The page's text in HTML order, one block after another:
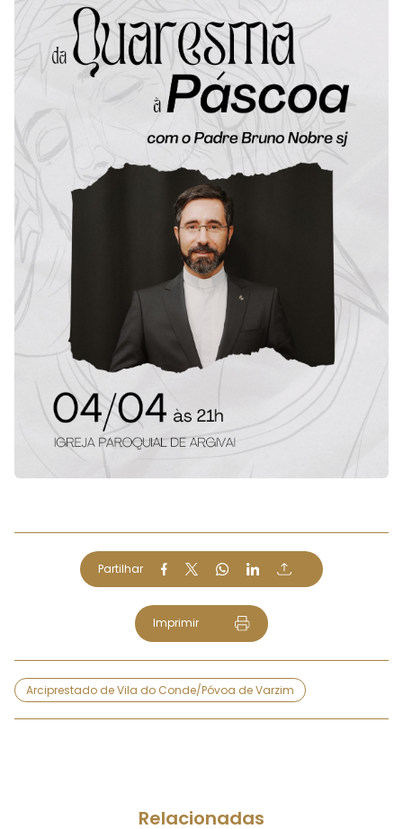
Partilhar
Imprimir
Arciprestado de Vila do Conde/Póvoa de Varzim
Relacionadas